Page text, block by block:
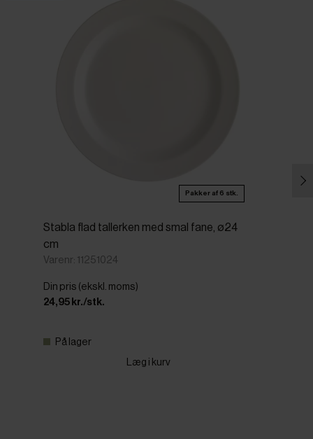
Pakker af 6 stk.
Stabla flad tallerken med smal fane, ø24
cm
Varenr: 11251024
Din pris (ekskl. moms)
24,95 kr./stk.
På lager
Læg i kurv